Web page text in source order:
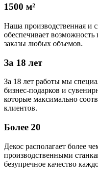
1500 м²
Наша производственная и
обеспечивает
заказы любых объемов.
За 18 лет
За 18 лет работы мы
бизнес-подарков и
которые максимально
клиентов.
Более 20
Декос располагает более
производственными
безупречное качество